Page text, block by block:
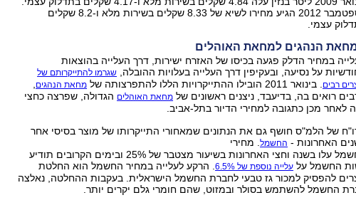
בספטמבר 2012 הגיע מחירו לשיא של 8.33 שקלים בשירות מלא ו-8.2 שקלים
עצמי.
הנהגים למחאת האוהלים
במחיר הדלק פגעה בכיסו של האזרח ישירות, דרך העלייה בהוצאות
על נסיעה, ובעקיפין דרך העלייה בעלויות ההובלה, שגרמו להתייקרותם של
רבים
. בינואר 2011 הובילו ההתייקרויות הללו להתפרצותה של מחאת הנהגים
רואים בה, בדיעבד, ניצנים ראשונים של מחאת האוהלים הגדולה, שפרצה כחצי
לאחר מכן כתגובה למחירי הדיור בתל-אביב.
של הלמ"ס חושף גם את הנתונים שמאחורי התייקרותו של מוצר בסיסי אחר
האחרונות - החשמל. מחירי
החשמל עלו בשנה וחצי האחרונות בשיעור מצטבר של 25% ובימים הקרובים תודיע
החשמל על עלייה נוספת של 6.5%
. הרקע לעלייה במחיר החשמל הוא החלטת
להפסיק למכור גז טבעי לחברת החשמל הישראלית. בעקבות ההחלטה, נאלצה
החשמל להשתמש בסולר ובמזוט, שהם חומרי גלם יקרים יותר.